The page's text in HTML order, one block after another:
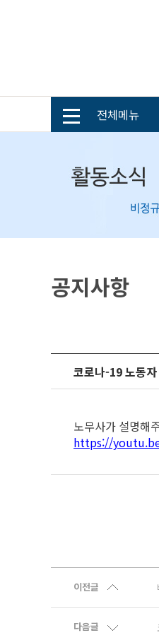
전체메뉴
공지사항
코로나-19 노동
노무사가 설명해
https://
이전글
다음글